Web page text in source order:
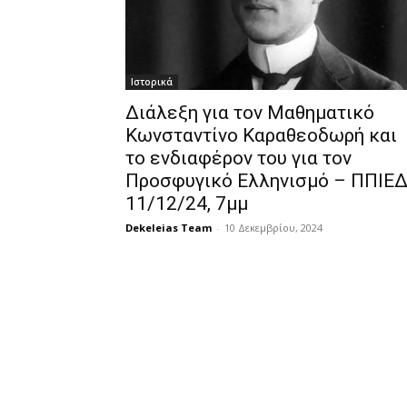
Ιστορικά
Διάλεξη για τον Μαθηματικό
Κωνσταντίνο Καραθεοδωρή και
το ενδιαφέρον του για τον
Προσφυγικό Ελληνισμό – ΠΠΙΕΔ
11/12/24, 7μμ
Dekeleias Team - 10 Δεκεμβρίου, 2024